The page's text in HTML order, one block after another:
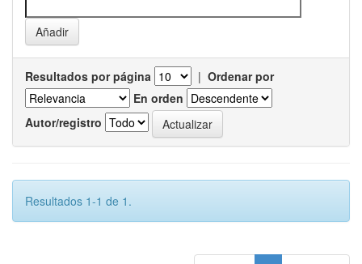
Resultados por página | Ordenar por
En orden
Autor/registro
Resultados 1-1 de 1.